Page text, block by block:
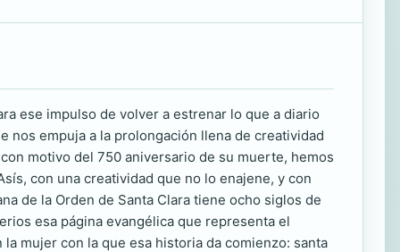
ese impulso de volver a estrenar lo que a diario
nos empuja a la prolongación llena de creatividad
motivo del 750 aniversario de su muerte, hemos
con una creatividad que no lo enajene, y con
de la Orden de Santa Clara tiene ocho siglos de
esa página evangélica que representa el
mujer con la que esa historia da comienzo: santa